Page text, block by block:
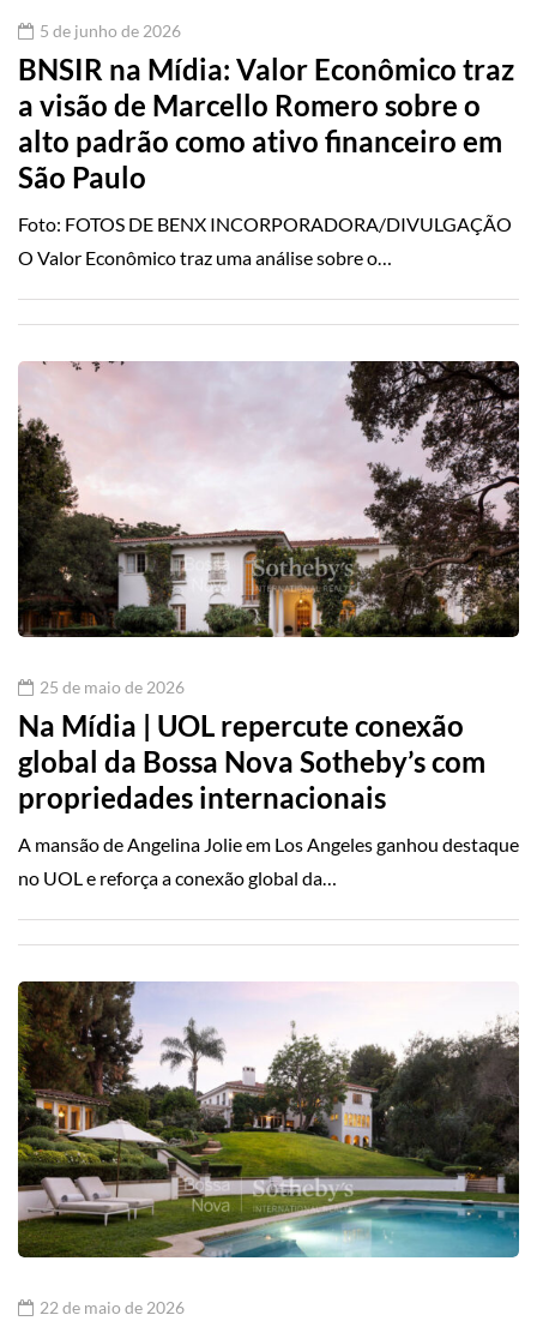
5 de junho de 2026
BNSIR na Mídia: Valor Econômico traz
a visão de Marcello Romero sobre o
alto padrão como ativo financeiro em
São Paulo
Foto: FOTOS DE BENX INCORPORADORA/DIVULGAÇÃO
O Valor Econômico traz uma análise sobre o…
25 de maio de 2026
Na Mídia | UOL repercute conexão
global da Bossa Nova Sotheby’s com
propriedades internacionais
A mansão de Angelina Jolie em Los Angeles ganhou destaque
no UOL e reforça a conexão global da…
22 de maio de 2026